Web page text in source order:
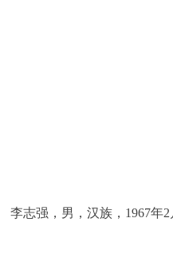
李志强，男，汉族，1967年